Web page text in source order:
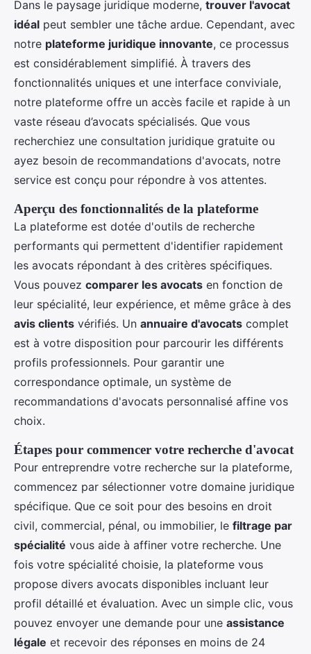
Dans le paysage juridique moderne, trouver l'avocat
idéal peut sembler une tâche ardue. Cependant, avec
notre plateforme juridique innovante, ce processus
est considérablement simplifié. À travers des
fonctionnalités uniques et une interface conviviale,
notre plateforme offre un accès facile et rapide à un
vaste réseau d’avocats spécialisés. Que vous
recherchiez une consultation juridique gratuite ou
ayez besoin de recommandations d'avocats, notre
service est conçu pour répondre à vos attentes.
Aperçu des fonctionnalités de la plateforme
La plateforme est dotée d'outils de recherche
performants qui permettent d'identifier rapidement
les avocats répondant à des critères spécifiques.
Vous pouvez comparer les avocats en fonction de
leur spécialité, leur expérience, et même grâce à des
avis clients vérifiés. Un annuaire d'avocats complet
est à votre disposition pour parcourir les différents
profils professionnels. Pour garantir une
correspondance optimale, un système de
recommandations d'avocats personnalisé affine vos
choix.
Étapes pour commencer votre recherche d'avocat
Pour entreprendre votre recherche sur la plateforme,
commencez par sélectionner votre domaine juridique
spécifique. Que ce soit pour des besoins en droit
civil, commercial, pénal, ou immobilier, le filtrage par
spécialité vous aide à affiner votre recherche. Une
fois votre spécialité choisie, la plateforme vous
propose divers avocats disponibles incluant leur
profil détaillé et évaluation. Avec un simple clic, vous
pouvez envoyer une demande pour une assistance
légale et recevoir des réponses en moins de 24